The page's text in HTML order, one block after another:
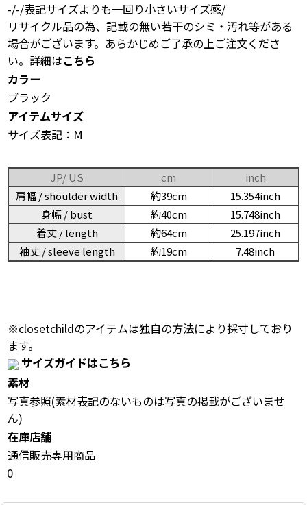
-/-/表記サイズよりも一回り小さいサイズ感/
リサイクル品の為、記載の無い若干のシミ・汚れ等がある
場合がございます。あらかじめご了承の上ご注文くださ
い。詳細はこちら
カラー
ブラック
アイテムサイズ
サイズ表記：M
JP/ US cm
inch
肩幅 / shoulder width
約39cm
15.354inch
身幅 / bust
約40cm
15.748inch
着丈 / length
約64cm
25.197inch
袖丈 / sleeve length
約19cm 7.48inch
※closetchildのアイテムは独自の方法により採寸しており
ます。
サイズガイドはこちら
素材
写真参照(素材表記のないものは写真の掲載がございませ
ん)
在庫店舗
通信販売専用商品
0